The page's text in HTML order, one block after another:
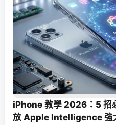
iPhone 教學 2026：5 招
放 Apple Intelligence 強